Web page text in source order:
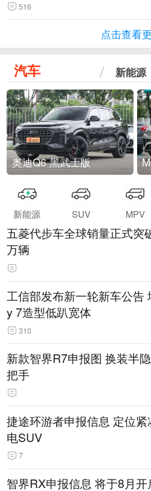
516
点击查看
汽车 新能源
奥迪Q6 黑武士版
新能源 SUV MPV
五菱代步车全球销量正式突
万辆
工信部发布新一轮新车公告
y 7造型低趴宽体
310
新款智界R7申报图 换装半
把手
捷途环游者申报信息 定位
电SUV
7
智界RX申报信息 将于8月